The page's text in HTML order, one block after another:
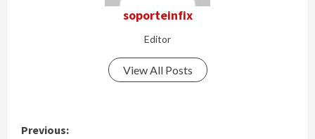
soporteinfix
Editor
View All Posts
P
Previous: